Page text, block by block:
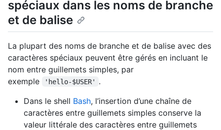
spéciaux dans les noms de branche
et de balise
La plupart des noms de branche et de balise avec des
caractères spéciaux peuvent être gérés en incluant le
nom entre guillemets simples, par
exemple
'hello-$USER'
.
Dans le shell Bash, l’insertion d’une chaîne de
caractères entre guillemets simples conserve la
valeur littérale des caractères entre guillemets